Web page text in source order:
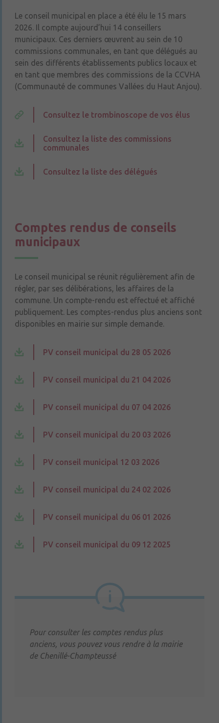
Le conseil municipal en place a été élu le 15 mars
2026. Il compte aujourd’hui 14 conseillers
municipaux. Ces derniers œuvrent au sein de 10
commissions communales, en tant que délégués au
sein des différents établissements publics locaux et
en tant que membres des commissions de la CCVHA
(Communauté de communes Vallées du Haut Anjou).
Consultez le trombinoscope de vos élus
Consultez la liste des commissions
communales
Consultez la liste des délégués
Comptes rendus de conseils
municipaux
Le conseil municipal se réunit régulièrement afin de
régler, par ses délibérations, les affaires de la
commune. Un compte-rendu est effectué et affiché
publiquement. Les comptes-rendus plus anciens sont
disponibles en mairie sur simple demande.
PV conseil municipal du 28 05 2026
PV conseil municipal du 21 04 2026
PV conseil municipal du 07 04 2026
PV conseil municipal du 20 03 2026
PV conseil municipal 12 03 2026
PV conseil municipal du 24 02 2026
PV conseil municipal du 06 01 2026
PV conseil municipal du 09 12 2025
Pour consulter les comptes rendus plus
anciens, vous pouvez vous rendre à la mairie
de Chenillé-Champteussé